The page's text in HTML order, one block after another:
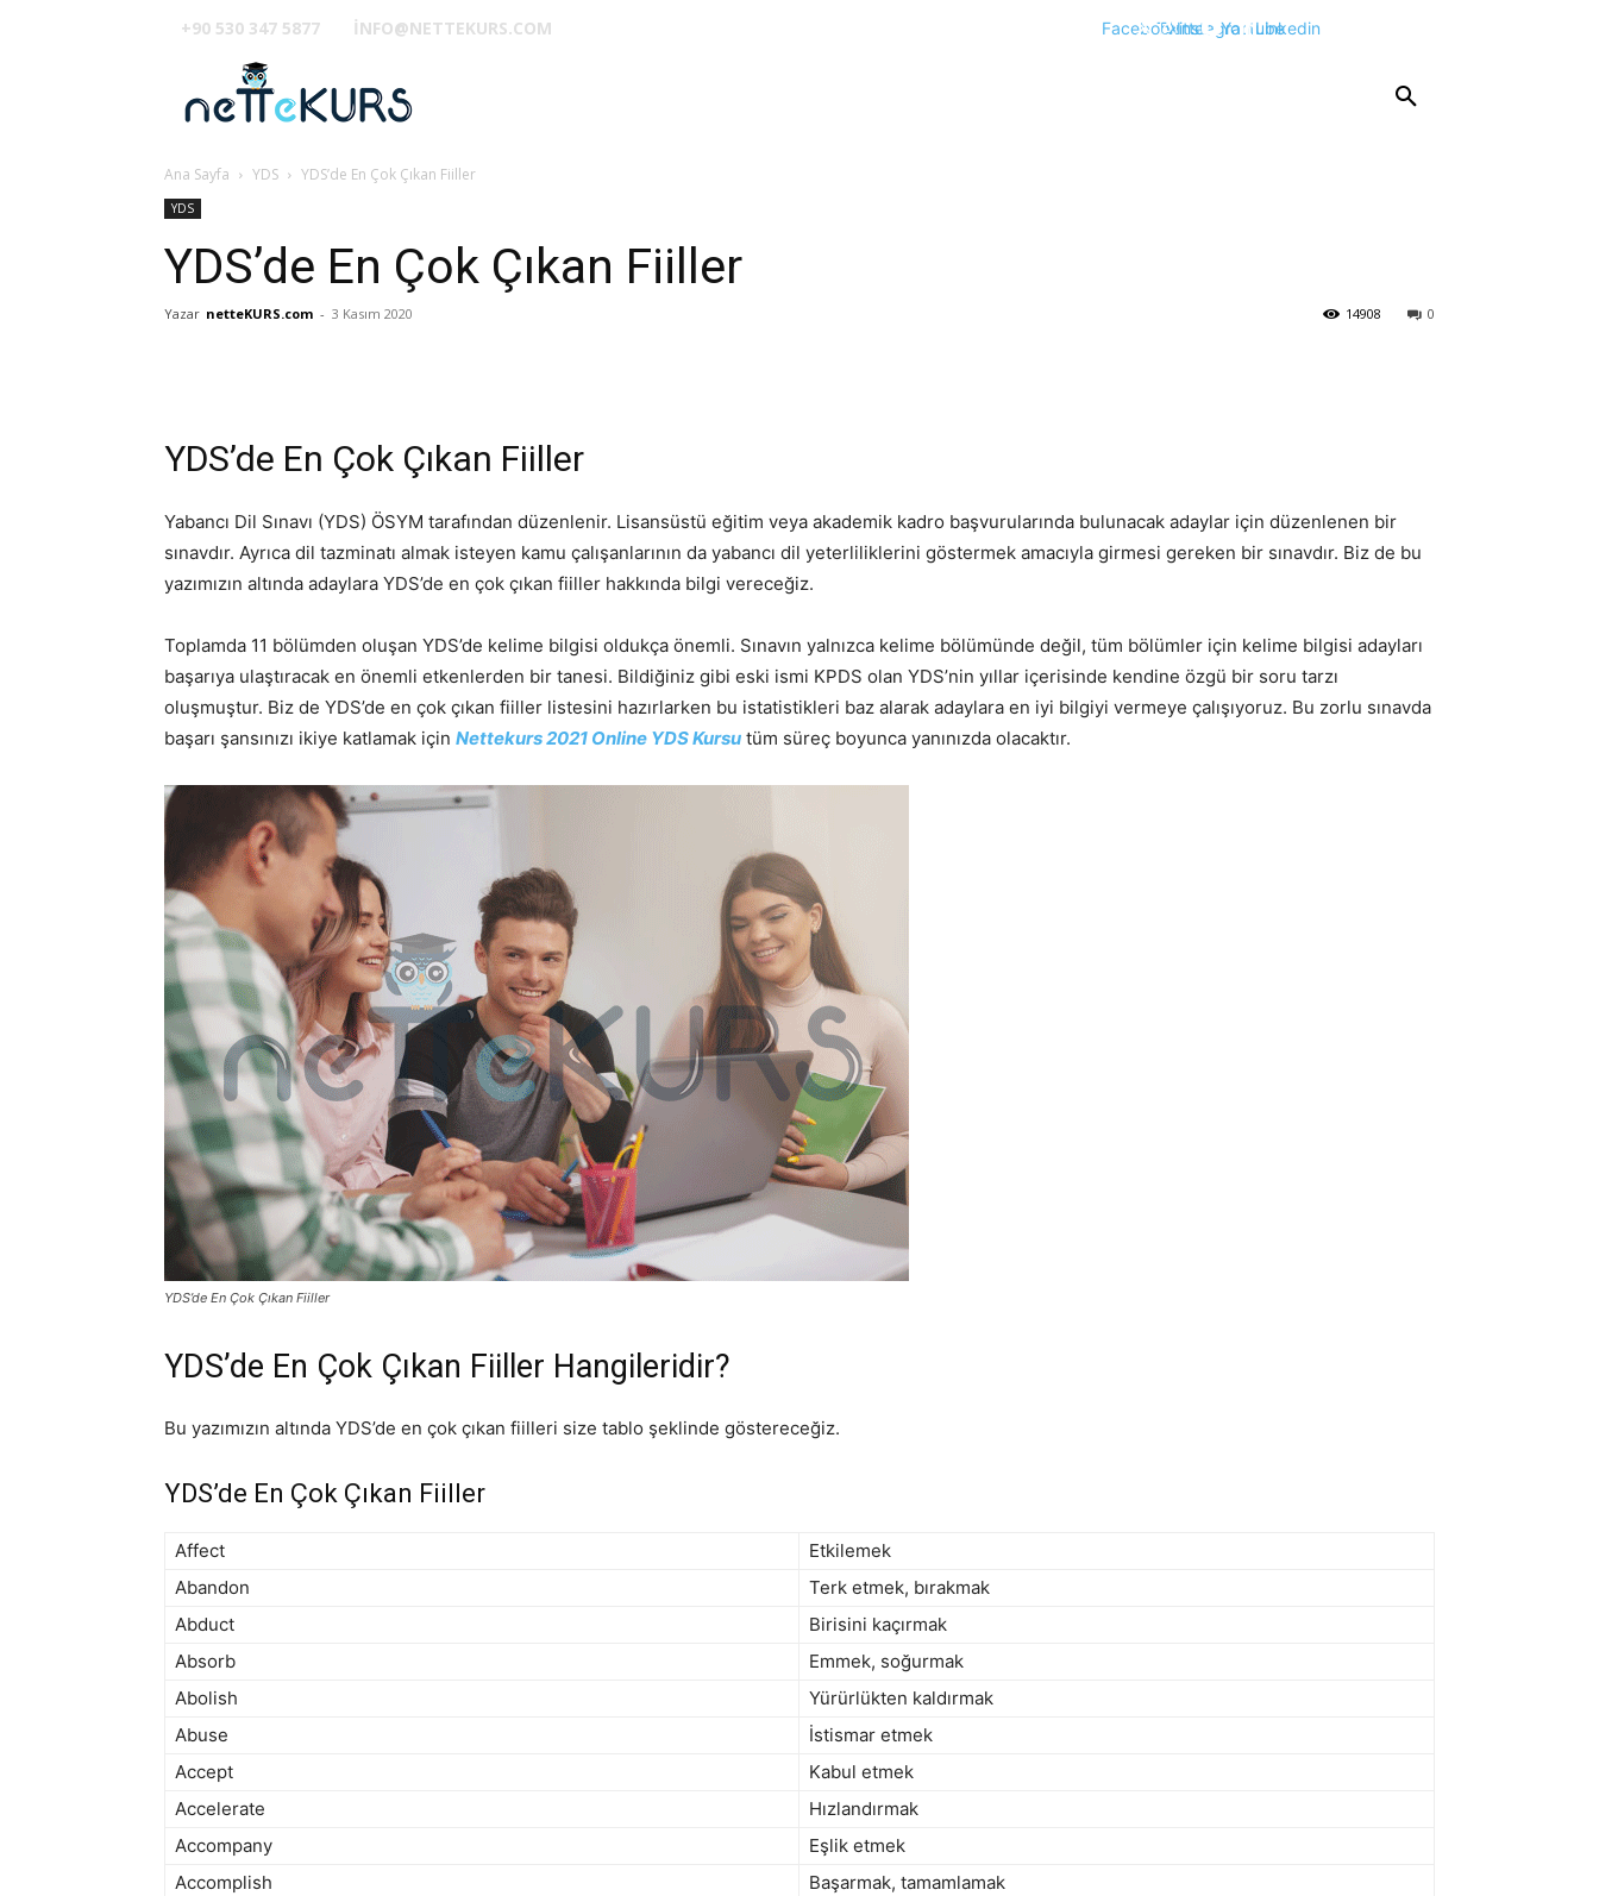
+90 530 347 5877 INFO@NETTEKURS.COM FacebookTwitter
InstagramYoutubeLinkedin
Ana Sayfa YDS YDS’de En Çok Çıkan Fiiller
YDS
YDS’de En Çok Çıkan Fiiller
Yazar netteKURS.com - 3 Kasım 2020 0
14908
YDS’de En Çok Çıkan Fiiller
Yabancı Dil Sınavı (YDS) ÖSYM tarafından düzenlenir. Lisansüstü eğitim veya akademik kadro başvurularında bulunacak adaylar için düzenlenen bir
sınavdır. Ayrıca dil tazminatı almak isteyen kamu çalışanlarının da yabancı dil yeterliliklerini göstermek amacıyla girmesi gereken bir sınavdır. Biz de bu
yazımızın altında adaylara YDS’de en çok çıkan fiiller hakkında bilgi vereceğiz.
Toplamda 11 bölümden oluşan YDS’de kelime bilgisi oldukça önemli. Sınavın yalnızca kelime bölümünde değil, tüm bölümler için kelime bilgisi adayları
başarıya ulaştıracak en önemli etkenlerden bir tanesi. Bildiğiniz gibi eski ismi KPDS olan YDS’nin yıllar içerisinde kendine özgü bir soru tarzı
oluşmuştur. Biz de YDS’de en çok çıkan fiiller listesini hazırlarken bu istatistikleri baz alarak adaylara en iyi bilgiyi vermeye çalışıyoruz. Bu zorlu sınavda
başarı şansınızı ikiye katlamak için Nettekurs 2021 Online YDS Kursu tüm süreç boyunca yanınızda olacaktır.
YDS’de En Çok Çıkan Fiiller
YDS’de En Çok Çıkan Fiiller Hangileridir?
Bu yazımızın altında YDS’de en çok çıkan fiilleri size tablo şeklinde göstereceğiz.
YDS’de En Çok Çıkan Fiiller
Affect
Etkilemek
Abandon
Terk etmek, bırakmak
Abduct
Birisini kaçırmak
Absorb
Emmek, soğurmak
Abolish
Yürürlükten kaldırmak
Abuse
İstismar etmek
Accept
Kabul etmek
Accelerate
Hızlandırmak
Accompany
Eşlik etmek
Accomplish
Başarmak, tamamlamak